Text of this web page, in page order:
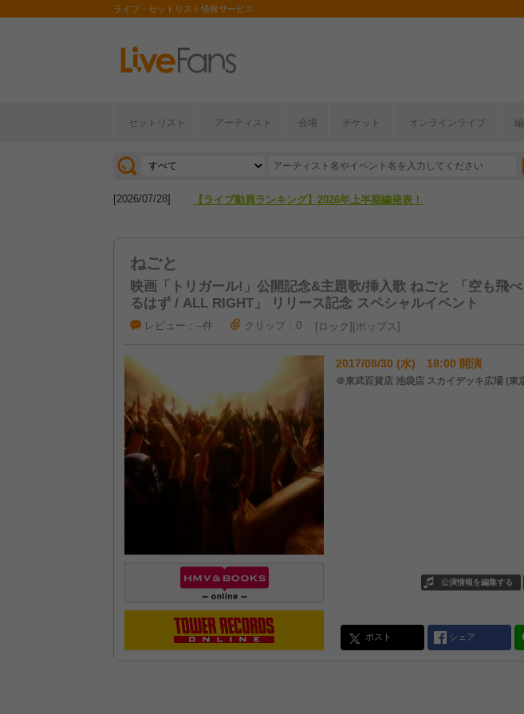
ライブ・セットリスト情報サービス
セットリスト アーティスト 会場 チケット オンラインライブ
[2026/04/27] 【フェス特集2026】フェス情報はここから！
[2026/07/28] 【ライブ動員ランキング】2026年上半期編発表！
ねごと
映画「トリガール!」公開記念&主題歌/挿入歌 ねごと 「空も飛べ
るはず / ALL RIGHT」 リリース記念 スペシャルイベント
レビュー：--件 クリップ：0 ロック ポップス
2017/08/30 (水) 18:00 開演
＠東武百貨店 池袋店 スカイデッキ広場 (東
公演情報を編集する
ポスト シェア